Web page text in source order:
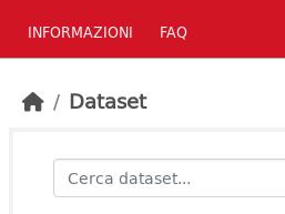
INFORMAZIONI FAQ
Dataset